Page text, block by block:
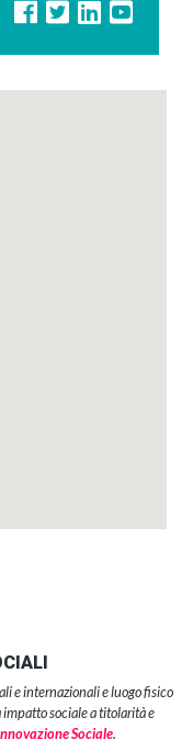
e internazionali e luogo fisico
sociale a titolarità e
Sociale.